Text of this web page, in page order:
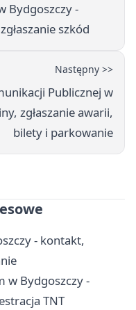
Bydgoszczy -
szkód
Następny >>
Publicznej w
zgłaszanie awarii,
bilety i parkowanie
- kontakt,
w Bydgoszczy -
TNT